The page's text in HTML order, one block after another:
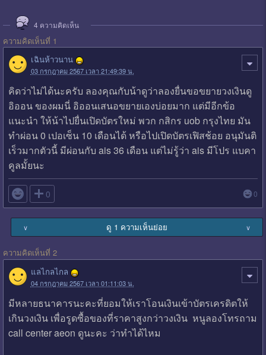
4 ความคิดเห็น
ความคิดเห็นที่ 1
เฉินห้าวนาน
03 กรกฎาคม 2567 เวลา 21:49:39 น.
คิดว่าไม่ได้นะครับ ลองคุณกับน้าดูว่าลองยื่นขอขยายวงเงินดู
อิออน ของผมนี่ อิออนเสนอขยายเองบ่อยมาก แต่มีอีกข้อ
แนะนำ ให้น้าไปยื่นเปิดบัตรใหม่ พวก กสิกร uob กรุงไทย มัน
ทำผ่อน 0 เปอเซ็น 10 เดือนได้ หรือไปเปิดบัตรเฟิสช้อย อนุมันติ
เร็วมากตัวนี้ มีผ่อนกับ ais 36 เดือน แต่ไม่รู้ว่า ais มีโปร แบคา
คูลมั้ยนะ
 0 0
∨ ดู 1 ความเห็นย่อย ∨
ความคิดเห็นที่ 2
แลไกลไกล
04 กรกฎาคม 2567 เวลา 01:11:03 น.
มีหลายธนาคารนะคะที่ยอมให้เราโอนเงินเข้าบัตรเครดิตให้
เกินวงเงิน เพื่อรูดซื้อของที่ราคาสูงกว่าวงเงิน หนูลองโทรถาม
call center aeon ดูนะคะ ว่าทำได้ไหม